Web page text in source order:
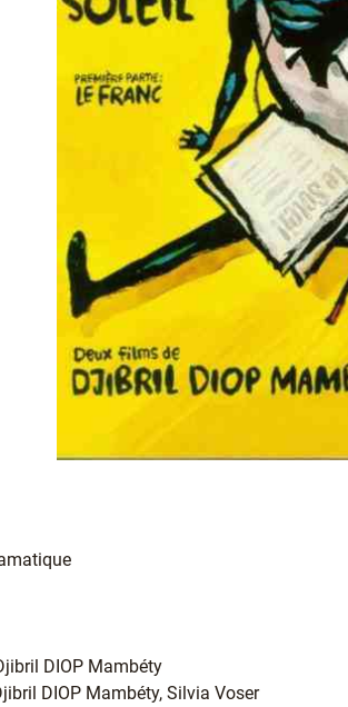
DIOP Mambéty
DIOP Mambéty, Silvia Voser